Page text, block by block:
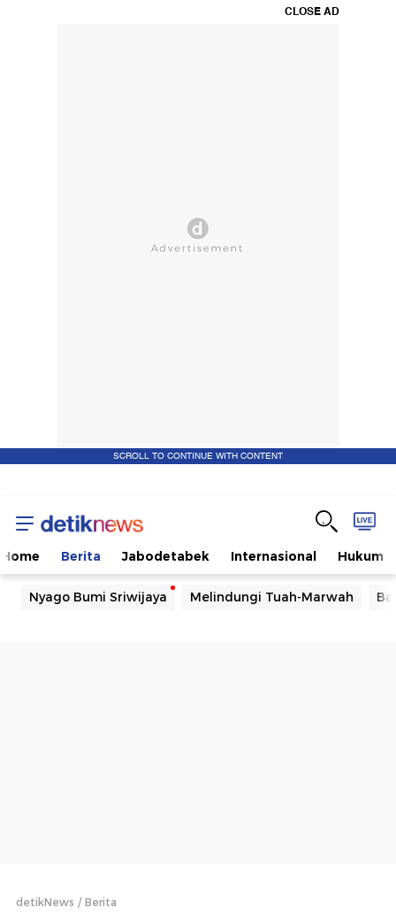
CLOSE AD
SCROLL TO CONTINUE WITH CONTENT
Home Berita Jabodetabek Internasional Hukum
Nyago Bumi Sriwijaya Melindungi Tuah-Marwah
detikNews Berita